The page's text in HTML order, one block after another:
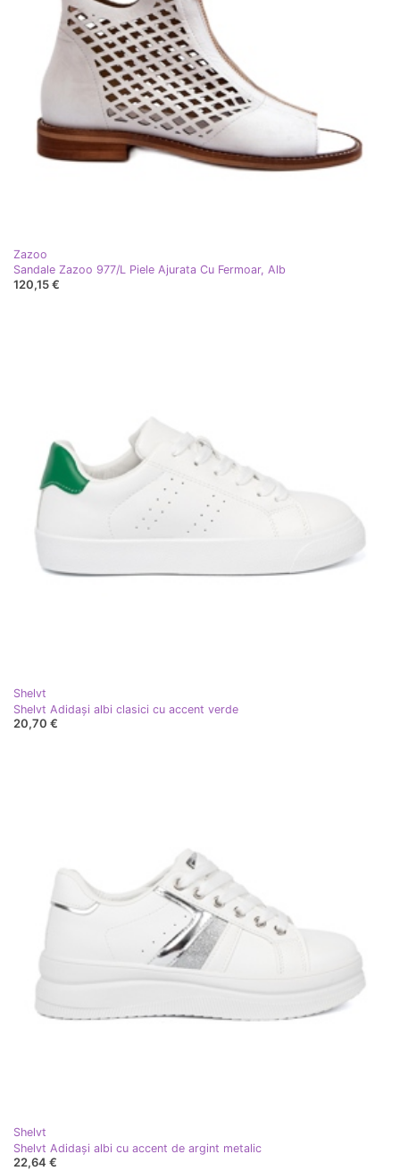
Zazoo
Sandale Zazoo 977/L Piele Ajurata Cu Fermoar, Alb
120,15 €
Shelvt
Shelvt Adidași albi clasici cu accent verde
20,70 €
Shelvt
Shelvt Adidași albi cu accent de argint metalic
22,64 €